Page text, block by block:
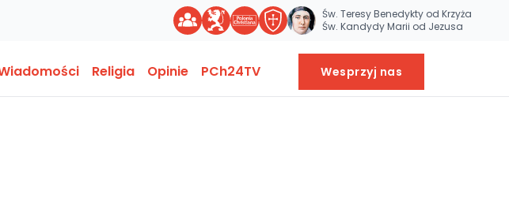
Św. Teresy Benedykty od Krzyża
Św. Kandydy Marii od Jezusa
Religia Opinie PCh24TV Wesprzyj nas